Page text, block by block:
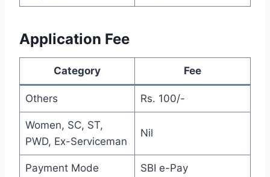
Application Fee
Category Fee
Others Rs. 100/-
Women, SC, ST,
PWD, Ex-Serviceman
Nil
Payment Mode SBI e-Pay